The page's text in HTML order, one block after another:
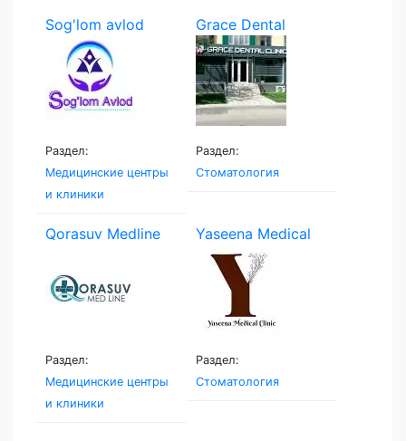
Sog'lom avlod
Раздел:
Медицинские центры
и клиники
Grace Dental
Раздел:
Стоматология
Qorasuv Medline
Раздел:
Медицинские центры
и клиники
Yaseena Medical
Clinic
Раздел:
Стоматология